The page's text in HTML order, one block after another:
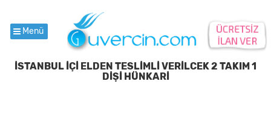
Menü
İSTANBUL İÇİ ELDEN TESLİMLİ VERİLCEK 2 TAKIM 1
DİŞİ HÜNKARİ